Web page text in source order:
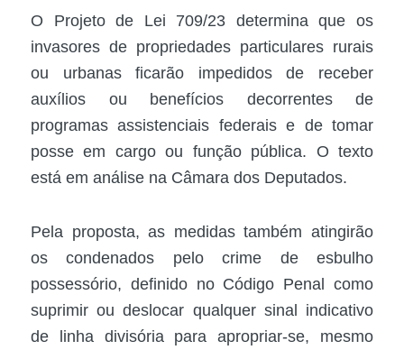
O Projeto de Lei 709/23 determina que os
invasores de propriedades particulares rurais
ou urbanas ficarão impedidos de receber
auxílios ou benefícios decorrentes de
programas assistenciais federais e de tomar
posse em cargo ou função pública. O texto
está em análise na Câmara dos Deputados.
Pela proposta, as medidas também atingirão
os condenados pelo crime de esbulho
possessório, definido no Código Penal como
suprimir ou deslocar qualquer sinal indicativo
de linha divisória para apropriar-se, mesmo